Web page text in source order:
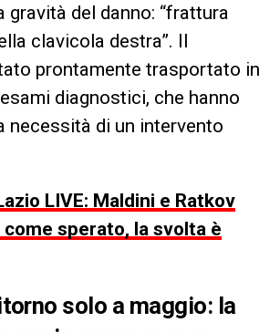
gravità del danno: “frattura
clavicola destra”. Il
prontamente trasportato in
diagnostici, che hanno
necessità di un intervento
LIVE: Maldini e Ratkov
sperato, la svolta è
solo a maggio: la